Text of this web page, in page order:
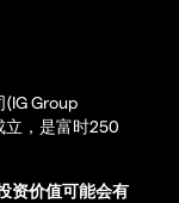
(IG Group
立，是富时250
资价值可能会有